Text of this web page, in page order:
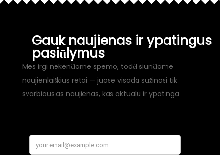
Gauk naujienas ir ypatingus
pasiūlymus
Mes irgi nekenčiame spemo, todėl siunčiame
naujienlaiškius retai — juose visada sužinosi tik
svarbiausias naujienas, kas aktualu ir ypatinga